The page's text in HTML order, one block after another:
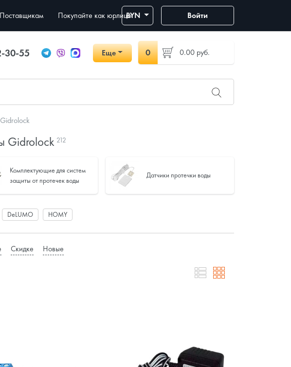
Поставщикам Покупайте как юрлицоBYN Войти
30-55 Еще 0 0.00 руб.
Gidrolock
Gidrolock 212
Комплектующие для систем
защиты от протечек воды
Датчики протечки воды
DeLUMO HOMY
Скидке Новые